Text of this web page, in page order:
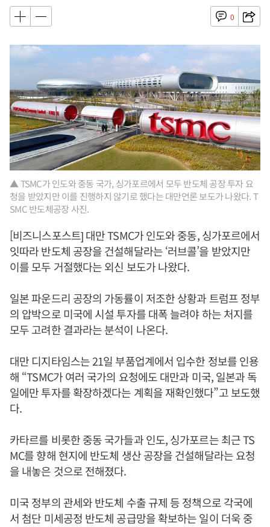
0
▲ TSMC가 인도와 중동 국가, 싱가포르에서 모두 반도체 공장 투자 요
청을 받았지만 이를 진행하지 않기로 했다는 대만언론 보도가 나왔다. T
SMC 반도체공장 사진.
[비즈니스포스트] 대만 TSMC가 인도와 중동, 싱가포르에서
잇따라 반도체 공장을 건설해달라는 ‘러브콜’을 받았지만
이를 모두 거절했다는 외신 보도가 나왔다.
일본 파운드리 공장의 가동률이 저조한 상황과 트럼프 정부
의 압박으로 미국에 시설 투자를 대폭 늘려야 하는 처지를
모두 고려한 결과라는 분석이 나온다.
대만 디지타임스는 21일 부품업계에서 입수한 정보를 인용
해 “TSMC가 여러 국가의 요청에도 대만과 미국, 일본과 독
일에만 투자를 확장하겠다는 계획을 재확인했다”고 보도했
다.
카타르를 비롯한 중동 국가들과 인도, 싱가포르는 최근 TS
MC를 향해 현지에 반도체 생산 공장을 건설해달라는 요청
을 내놓은 것으로 전해졌다.
미국 정부의 관세와 반도체 수출 규제 등 정책으로 각국에
서 첨단 미세공정 반도체 공급망을 확보하는 일이 더욱 중